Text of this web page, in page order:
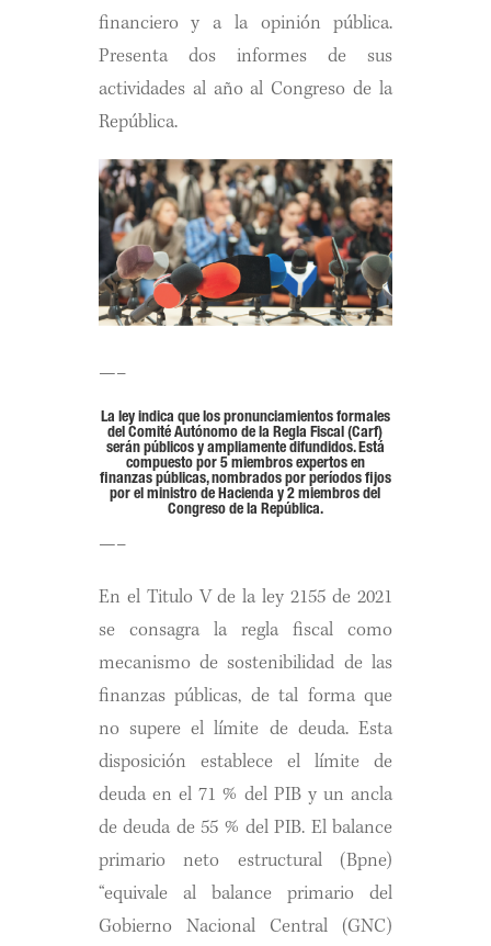
financiero y a la opinión pública.
Presenta dos informes de sus
actividades al año al Congreso de la
República.
—–
La ley indica que los pronunciamientos formales
del Comité Autónomo de la Regla Fiscal (Carf)
serán públicos y ampliamente difundidos. Está
compuesto por 5 miembros expertos en
finanzas públicas, nombrados por períodos fijos
por el ministro de Hacienda y 2 miembros del
Congreso de la República.
—–
En el Titulo V de la ley 2155 de 2021
se consagra la regla fiscal como
mecanismo de sostenibilidad de las
finanzas públicas, de tal forma que
no supere el límite de deuda. Esta
disposición establece el límite de
deuda en el 71 % del PIB y un ancla
de deuda de 55 % del PIB. El balance
primario neto estructural (Bpne)
“equivale al balance primario del
Gobierno Nacional Central (GNC)